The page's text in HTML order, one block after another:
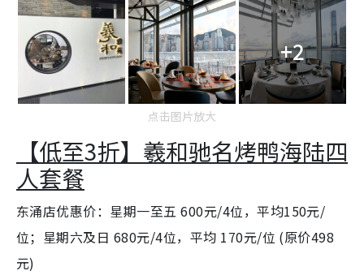
+2
点击图片放大
【低至3折】羲和驰名烤鸭海陆四
人套餐
东涌店优惠价：星期一至五 600元/4位，平均150元/
位；星期六及日 680元/4位，平均 170元/位 (原价498
元)